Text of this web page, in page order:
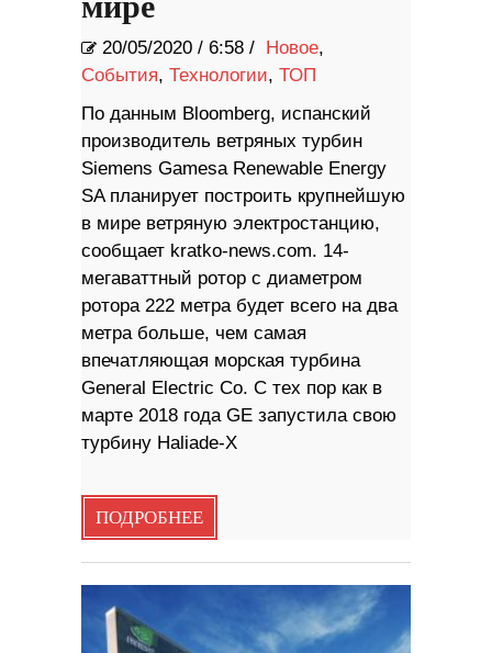
20/05/2020 / 6:58 / Новое,
События, Технологии, ТОП
По данным Bloomberg, испанский
производитель ветряных турбин
Siemens Gamesa Renewable Energy
SA планирует построить крупнейшую
в мире ветряную электростанцию,
сообщает kratko-news.com. 14-
мегаваттный ротор с диаметром
ротора 222 метра будет всего на два
метра больше, чем самая
впечатляющая морская турбина
General Electric Co. С тех пор как в
марте 2018 года GE запустила свою
турбину Haliade-X
ПОДРОБНЕЕ